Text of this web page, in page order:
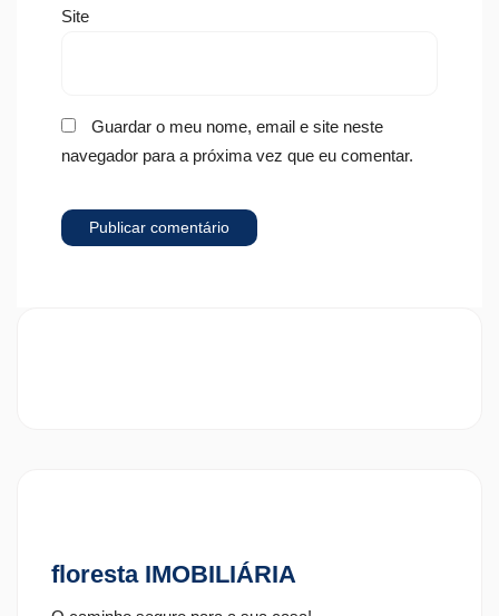
Site
Guardar o meu nome, email e site neste
navegador para a próxima vez que eu comentar.
floresta IMOBILIÁRIA